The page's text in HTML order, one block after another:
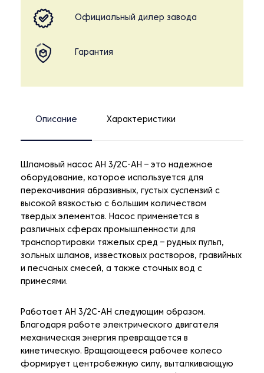
Официальный дилер завода
Гарантия
Описание Характеристики
Шламовый насос AH 3/2C-AH – это надежное
оборудование, которое используется для
перекачивания абразивных, густых суспензий с
высокой вязкостью с большим количеством
твердых элементов. Насос применяется в
различных сферах промышленности для
транспортировки тяжелых сред – рудных пульп,
зольных шламов, известковых растворов, гравийных
и песчаных смесей, а также сточных вод с
примесями.
Работает AH 3/2C-AH следующим образом.
Благодаря работе электрического двигателя
механическая энергия превращается в
кинетическую. Вращающееся рабочее колесо
формирует центробежную силу, выталкивающую